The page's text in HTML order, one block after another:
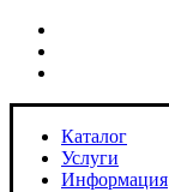
Каталог
Услуги
Информация